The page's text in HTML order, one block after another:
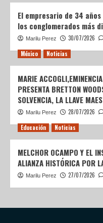
El empresario de 34
los conglomerados más
Marilu Perez 30/07/2026
México Noticias
MARIE
PRESENTA BRETTON
SOLVENCIA, LA LLAVE
Marilu Perez 28/07/2026
Educación Noticias
MELCHOR OCAMPO Y EL
ALIANZA HISTÓRICA POR
Marilu Perez 27/07/2026